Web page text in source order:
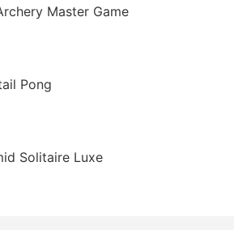
Master Game
Pong
Solitaire Luxe